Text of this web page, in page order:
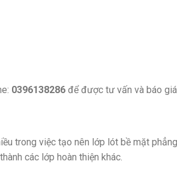
0396138286 để được tư vấn và báo
trong việc tạo nên lớp lót bề mặt
các lớp hoàn thiện khác.